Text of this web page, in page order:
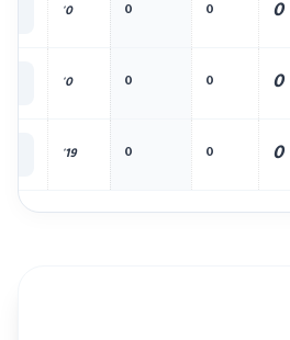
0
0
0
0'
0
0
0
0'
0
0
0
19'